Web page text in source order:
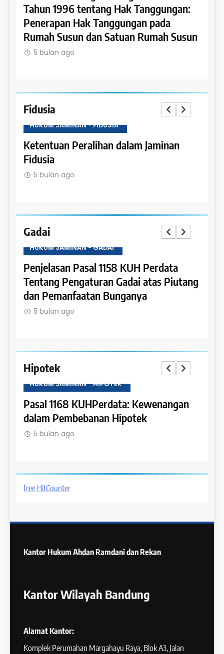
Tahun 1996 tentang Hak Tanggungan:
Penerapan Hak Tanggungan pada
Rumah Susun dan Satuan Rumah Susun
5 bulan ago
Fidusia
HUKUM JAMINAN - FIDUSIA
Ketentuan Peralihan dalam Jaminan
Fidusia
5 bulan ago
Gadai
HUKUM JAMINAN - GADAI
Penjelasan Pasal 1158 KUH Perdata
Tentang Pengaturan Gadai atas Piutang
dan Pemanfaatan Bunganya
5 bulan ago
Hipotek
HUKUM JAMINAN - HIPOTEK
Pasal 1168 KUHPerdata: Kewenangan
dalam Pembebanan Hipotek
5 bulan ago
free HitCounter
Kantor Hukum Ahdan Ramdani dan Rekan
Kantor Wilayah Bandung
Alamat Kantor:
Komplek Perumahan Margahayu Raya, Blok A3, Jalan